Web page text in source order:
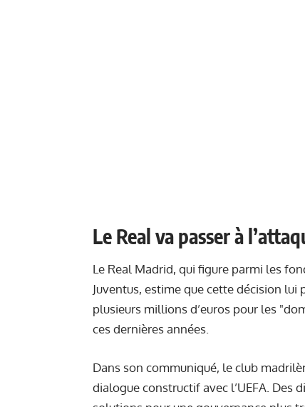
Le Real va passer à
Le Real Madrid, qui figure parmi les
Juventus, estime que cette décision
plusieurs millions d’euros pour les
ces dernières années.
Dans son communiqué, le club
dialogue constructif avec l’UEFA. Des